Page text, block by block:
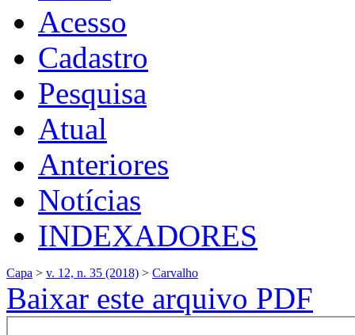
Acesso
Cadastro
Pesquisa
Atual
Anteriores
Notícias
INDEXADORES
Capa > v. 12, n. 35 (2018) > Carvalho
Baixar este arquivo PDF